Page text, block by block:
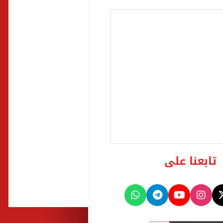
تابعنا على